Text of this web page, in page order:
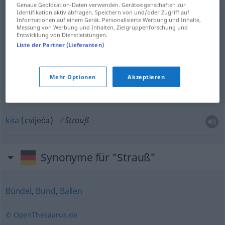
Straußm <-es;Sträuße>
Übersicht aller Übersetzungen
(Für mehr Details die Übersetzung anklicken/antippen)
kita (cvijeća) Strauß
Synonyme für "Strauß"
Bündel, Bund, Ballen
© OpenThesaurus.de
Genaue Geolocation-Daten verwenden. Geräteeigenschaften zur
Identifikation aktiv abfragen. Speichern von und/oder Zugriff auf
Informationen auf einem Gerät. Personalisierte Werbung und Inhalte,
Messung von Werbung und Inhalten, Zielgruppenforschung und
Entwicklung von Dienstleistungen.
Liste der Partner (Lieferanten)
Mehr Optionen Akzeptieren